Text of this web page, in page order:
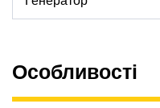
Особливості